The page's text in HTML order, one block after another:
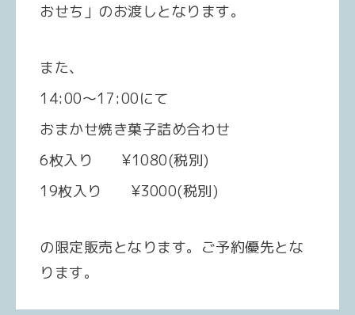
おせち」のお渡しとなります。
また、
14:00〜17:00にて
おまかせ焼き菓子詰め合わせ
6枚入り ¥1080(税別)
19枚入り ¥3000(税別)
の限定販売となります。ご予約優先とな
ります。